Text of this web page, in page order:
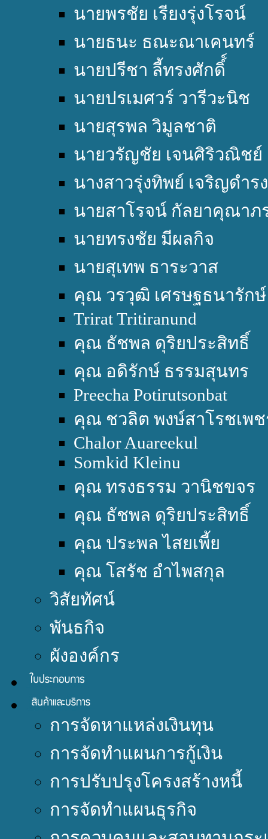
นายพรชัย เรียงรุ่งโรจน์
นายธนะ ธณะณาเคนทร์
นายปรีชา ลี้ทรงศักดิ์์
นายปรเมศวร์ วารีวะนิช
นายสุรพล วิมูลชาติ
นายวรัญชัย เจนศิริวณิชย์
นางสาวรุ่งทิพย์ เจริญดำร
นายสาโรจน์ กัลยาคุณา
นายทรงชัย มีผลกิจ
นายสุเทพ ธาระวาส
คุณ วรวุฒิ เศรษฐธนารักษ์
Trirat Tritiranund
คุณ ธัชพล ดุริยประสิทธิ์
คุณ อดิรักษ์ ธรรมสุนทร
Preecha Potirutsonbat
คุณ ชวลิต พงษ์สาโรชเพ
Chalor Auareekul
Somkid Kleinu
คุณ ทรงธรรม วานิชขจร
คุณ ธัชพล ดุริยประสิทธิ์
คุณ ประพล ไสยเพี้ย
คุณ โสรัช อำไพสกุล
วิสัยทัศน์
พันธกิจ
ผังองค์กร
การจัดหาแหล่งเงินทุน
การจัดทำแผนการกู้เงิน
การปรับปรุงโครงสร้างหนี้
การจัดทำแผนธุรกิจ